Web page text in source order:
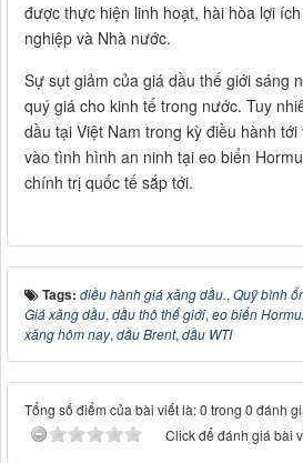
được thực hiện linh hoạt, hài hòa lợi
nghiệp và Nhà nước.
Sự sụt giảm của giá dầu thế giới sáng
quý giá cho kinh tế trong nước. Tuy
dầu tại Việt Nam trong kỳ điều hành
vào tình hình an ninh tại eo biển
chính trị quốc tế sắp tới.
Tags: điều hành giá xăng dầu., Quỹ bình
Giá xăng dầu, dầu thô thế giới, eo biển
xăng hôm nay, dầu Brent, dầu WTI
Tổng số điểm của bài viết là: 0 trong 0 đánh
Click để đánh giá bài